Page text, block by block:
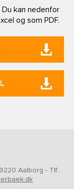
kan nedenfor
og som PDF.
Aalborg - Tlf.: